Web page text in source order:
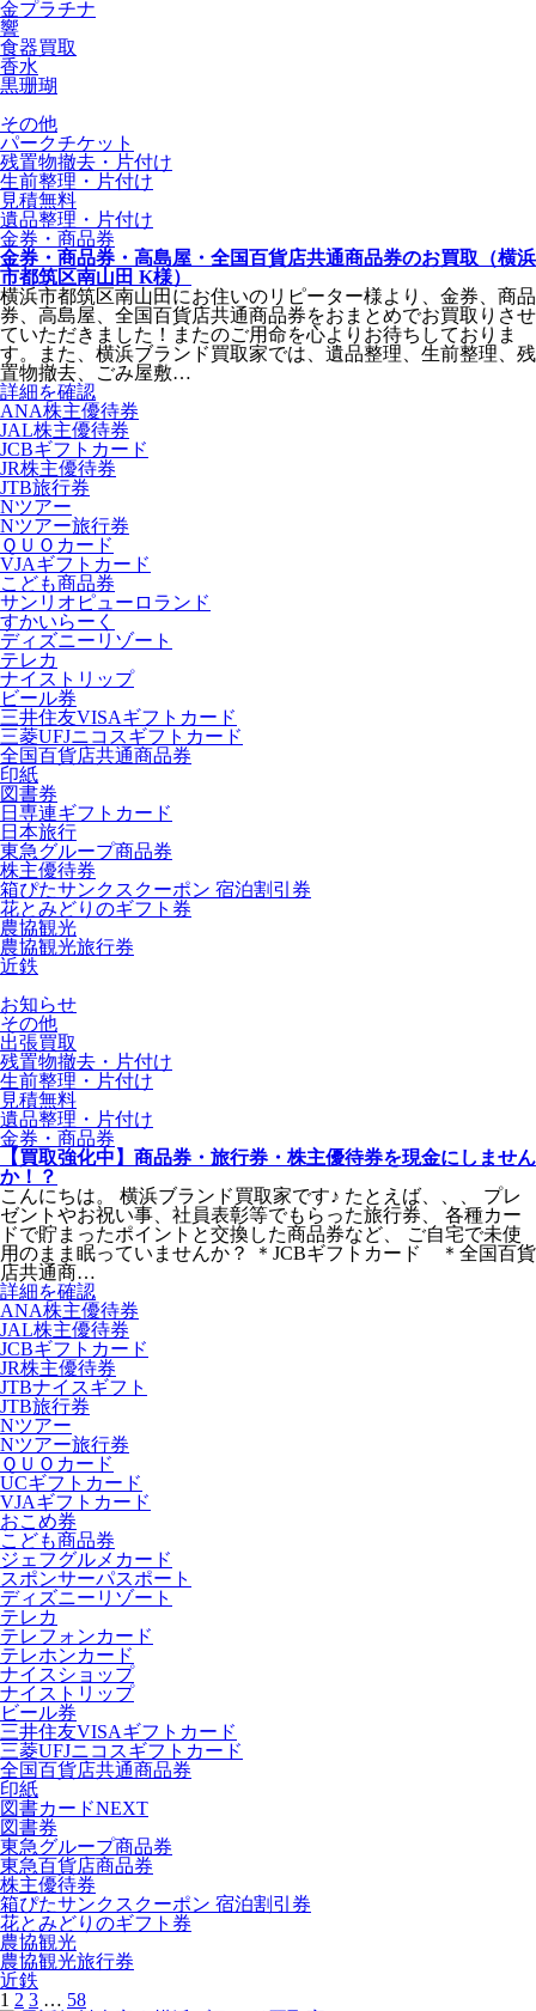
金プラチナ
響
食器買取
香水
黒珊瑚
その他
パークチケット
残置物撤去・片付け
生前整理・片付け
見積無料
遺品整理・片付け
金券・商品券
金券・商品券・高島屋・全国百貨店共通商品券のお買取（横浜
市都筑区南山田 K様）
横浜市都筑区南山田にお住いのリピーター様より、金券、商品
券、高島屋、全国百貨店共通商品券をおまとめでお買取りさせ
ていただきました！またのご用命を心よりお待ちしておりま
す。また、横浜ブランド買取家では、遺品整理、生前整理、残
置物撤去、ごみ屋敷…
詳細を確認
ANA株主優待券
JAL株主優待券
JCBギフトカード
JR株主優待券
JTB旅行券
Nツアー
Nツアー旅行券
ＱＵＯカード
VJAギフトカード
こども商品券
サンリオピューロランド
すかいらーく
ディズニーリゾート
テレカ
ナイストリップ
ビール券
三井住友VISAギフトカード
三菱UFJニコスギフトカード
全国百貨店共通商品券
印紙
図書券
日専連ギフトカード
日本旅行
東急グループ商品券
株主優待券
箱ぴたサンクスクーポン 宿泊割引券
花とみどりのギフト券
農協観光
農協観光旅行券
近鉄
お知らせ
その他
出張買取
残置物撤去・片付け
生前整理・片付け
見積無料
遺品整理・片付け
金券・商品券
【買取強化中】商品券・旅行券・株主優待券を現金にしません
か！？
こんにちは。 横浜ブランド買取家です♪ たとえば、、、 プレ
ゼントやお祝い事、社員表彰等でもらった旅行券、 各種カー
ドで貯まったポイントと交換した商品券など、 ご自宅で未使
用のまま眠っていませんか？ ＊JCBギフトカード ＊全国百貨
店共通商…
詳細を確認
ANA株主優待券
JAL株主優待券
JCBギフトカード
JR株主優待券
JTBナイスギフト
JTB旅行券
Nツアー
Nツアー旅行券
ＱＵＯカード
UCギフトカード
VJAギフトカード
おこめ券
こども商品券
ジェフグルメカード
スポンサーパスポート
ディズニーリゾート
テレカ
テレフォンカード
テレホンカード
ナイスショップ
ナイストリップ
ビール券
三井住友VISAギフトカード
三菱UFJニコスギフトカード
全国百貨店共通商品券
印紙
図書カードNEXT
図書券
東急グループ商品券
東急百貨店商品券
株主優待券
箱ぴたサンクスクーポン 宿泊割引券
花とみどりのギフト券
農協観光
農協観光旅行券
近鉄
1 2 3 … 58